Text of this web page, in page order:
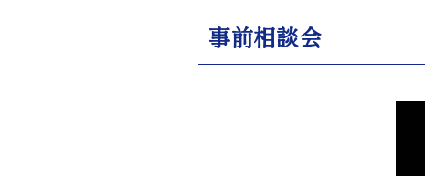
事前相談会